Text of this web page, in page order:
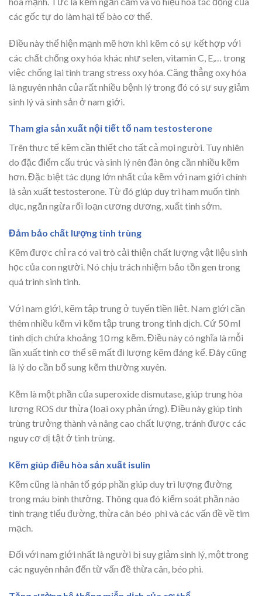
các gốc tự do làm hại tế bào cơ thể.
Điều này thể hiện mạnh mẽ hơn khi kẽm có sự kết hợp với
các chất chống oxy hóa khác như selen, vitamin C, E,… trong
việc chống lại tình trạng stress oxy hóa. Căng thẳng oxy hóa
là nguyên nhân của rất nhiều bệnh lý trong đó có sự suy giảm
sinh lý và sinh sản ở nam giới.
Tham gia sản xuất nội tiết tố nam testosterone
Trên thực tế kẽm cần thiết cho tất cả mọi người. Tuy nhiên
do đặc điểm cấu trúc và sinh lý nên đàn ông cần nhiều kẽm
hơn. Đặc biệt tác dụng lớn nhất của kẽm với nam giới chính
là sản xuất testosterone. Từ đó giúp duy trì ham muốn tình
dục, ngăn ngừa rối loạn cương dương, xuất tinh sớm.
Đảm bảo chất lượng tinh trùng
Kẽm được chỉ ra có vai trò cải thiện chất lượng vật liệu sinh
học của con người. Nó chịu trách nhiệm bảo tồn gen trong
quá trình sinh tinh.
Với nam giới, kẽm tập trung ở tuyến tiền liệt. Nam giới cần
thêm nhiều kẽm vì kẽm tập trung trong tinh dịch. Cứ 50 ml
tinh dịch chứa khoảng 10 mg kẽm. Điều này có nghĩa là mỗi
lần xuất tinh cơ thể sẽ mất đi lượng kẽm đáng kể. Đây cũng
là lý do cần bổ sung kẽm thường xuyên.
Kẽm là một phần của superoxide dismutase, giúp trung hòa
lượng ROS dư thừa (loại oxy phản ứng). Điều này giúp tinh
trùng trưởng thành và nâng cao chất lượng, tránh được các
nguy cơ dị tật ở tinh trùng.
Kẽm giúp điều hòa sản xuất isulin
Kẽm cũng là nhân tố góp phần giúp duy trì lượng đường
trong máu bình thường. Thông qua đó kiểm soát phần nào
tình trạng tiểu đường, thừa cân béo phì và các vấn đề về tim
mạch.
Đối với nam giới nhất là người bị suy giảm sinh lý, một trong
các nguyên nhân đến từ vấn đề thừa cân, béo phì.